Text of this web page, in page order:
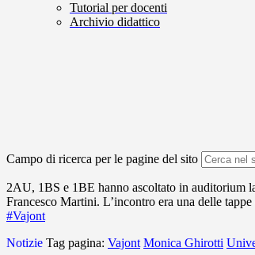
Tutorial per docenti
Archivio didattico
Campo di ricerca per le pagine del sito
2AU, 1BS e 1BE hanno ascoltato in auditorium
Francesco Martini. L’incontro era una delle
#Vajont
Notizie Tag pagina: Vajont Monica Ghirotti